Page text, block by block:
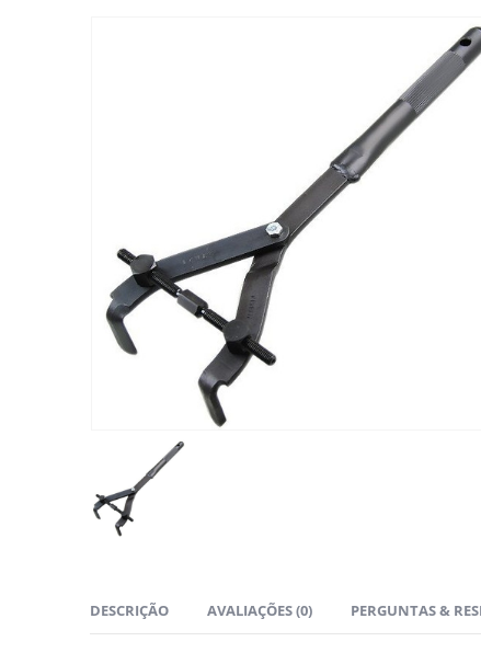
DESCRIÇÃO AVALIAÇÕES (0) PERGUNTAS &